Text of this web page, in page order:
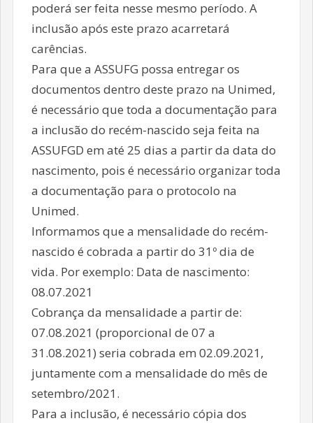
poderá ser feita nesse mesmo período. A
inclusão após este prazo acarretará
carências.
Para que a ASSUFG possa entregar os
documentos dentro deste prazo na Unimed,
é necessário que toda a documentação para
a inclusão do recém-nascido seja feita na
ASSUFGD em até 25 dias a partir da data do
nascimento, pois é necessário organizar toda
a documentação para o protocolo na
Unimed.
Informamos que a mensalidade do recém-
nascido é cobrada a partir do 31º dia de
vida. Por exemplo: Data de nascimento:
08.07.2021
Cobrança da mensalidade a partir de:
07.08.2021 (proporcional de 07 a
31.08.2021) seria cobrada em 02.09.2021,
juntamente com a mensalidade do mês de
setembro/2021.
Para a inclusão, é necessário cópia dos